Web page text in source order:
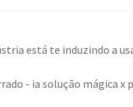
está te induzindo a